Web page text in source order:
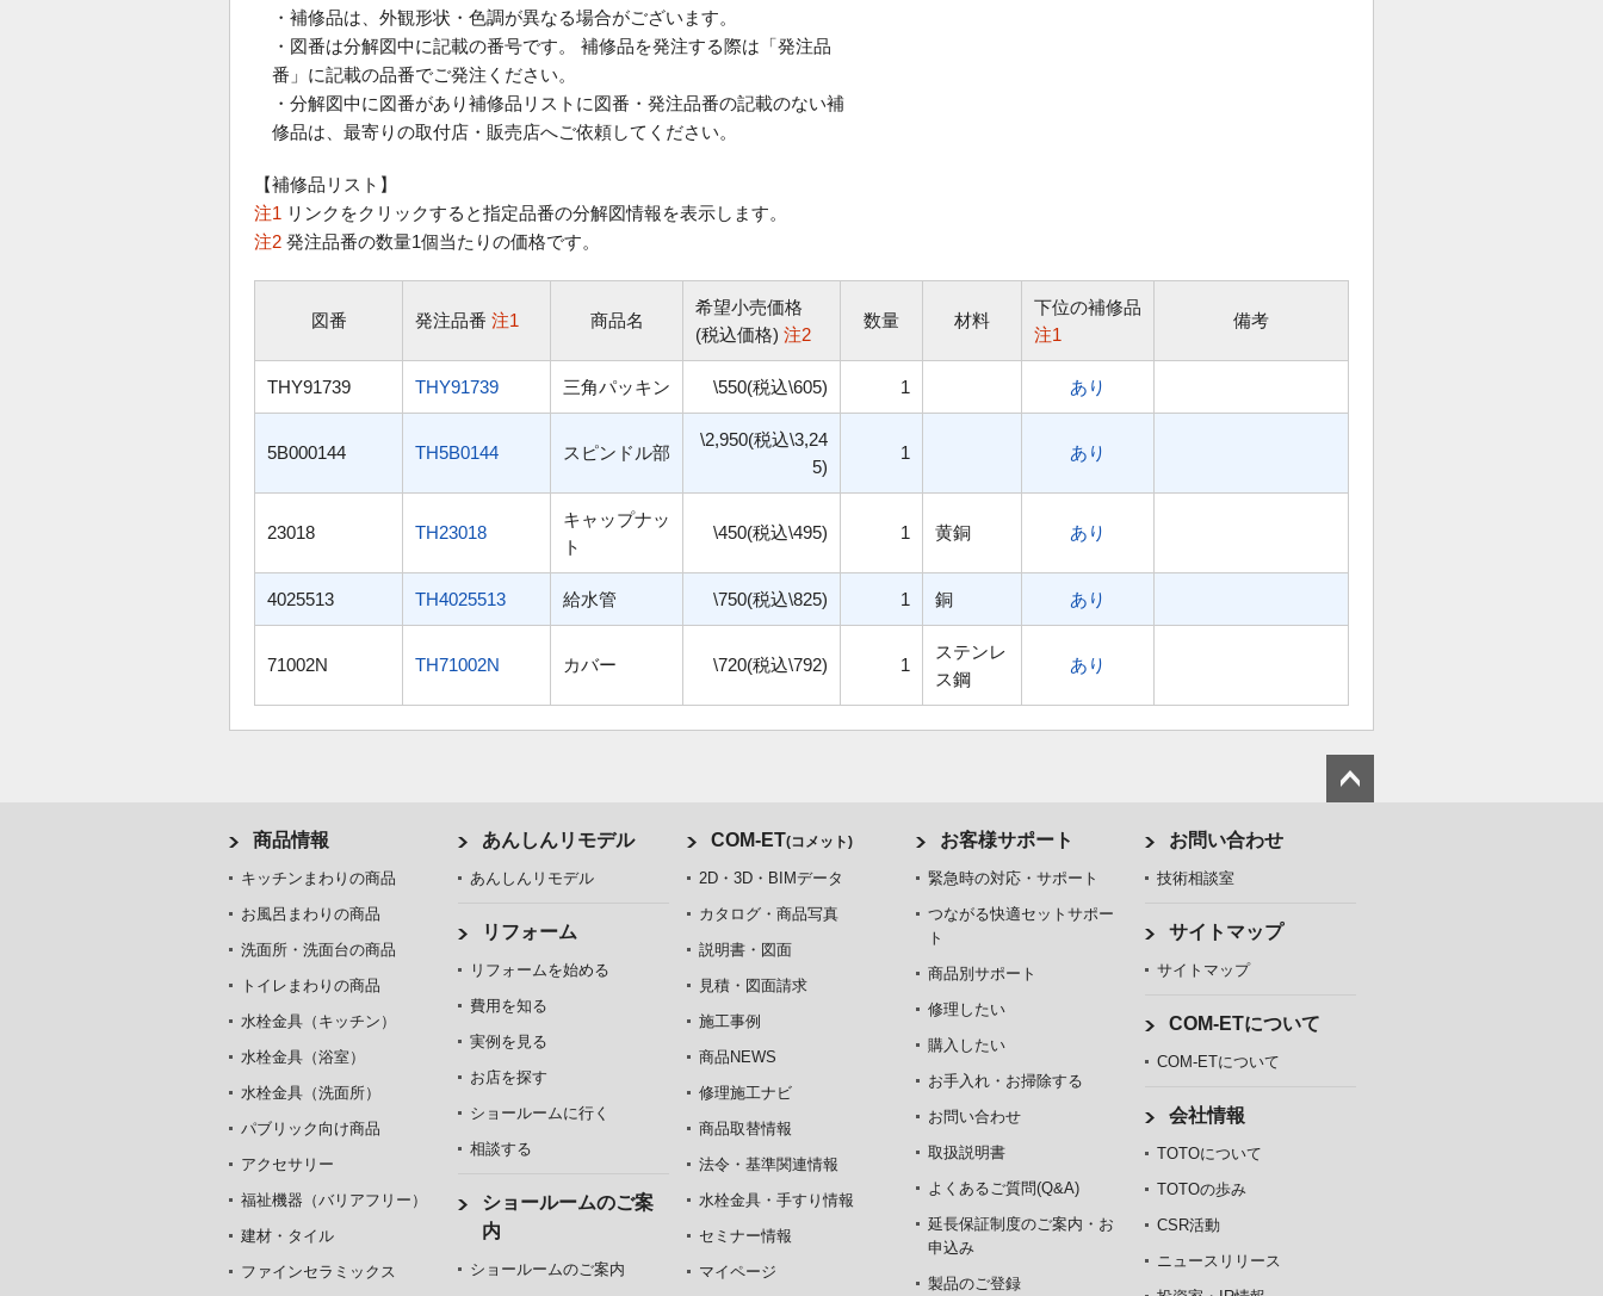
・補修品は、外観形状・色調が異なる場合がございます。
・図番は分解図中に記載の番号です。 補修品を発注する際は「発注品
番」に記載の品番でご発注ください。
・分解図中に図番があり補修品リストに図番・発注品番の記載のない補
修品は、最寄りの取付店・販売店へご依頼してください。
【補修品リスト】
注1 リンクをクリックすると指定品番の分解図情報を表示します。
注2 発注品番の数量1個当たりの価格です。
図番 発注品番 注1 商品名
希望小売価格
(税込価格) 注2
数量 材料
下位の補修品
注1
備考
THY91739 THY91739 三角パッキン \550(税込\605) 1 あり
5B000144 TH5B0144 スピンドル部
\2,950(税込\3,24
5)
1 あり
23018 TH23018
キャップナッ
ト
\450(税込\495) 1 黄銅 あり
4025513 TH4025513 給水管 \750(税込\825) 1 銅 あり
71002N TH71002N カバー \720(税込\792) 1
ステンレ
ス鋼
あり
商品情報
キッチンまわりの商品
お風呂まわりの商品
洗面所・洗面台の商品
トイレまわりの商品
水栓金具（キッチン）
水栓金具（浴室）
水栓金具（洗面所）
パブリック向け商品
アクセサリー
福祉機器（バリアフリー）
建材・タイル
ファインセラミックス
あんしんリモデル
あんしんリモデル
リフォーム
リフォームを始める
費用を知る
実例を見る
お店を探す
ショールームに行く
相談する
ショールームのご案
内
ショールームのご案内
COM-ET(コメット)
2D・3D・BIMデータ
カタログ・商品写真
説明書・図面
見積・図面請求
施工事例
商品NEWS
修理施工ナビ
商品取替情報
法令・基準関連情報
水栓金具・手すり情報
セミナー情報
マイページ
お客様サポート
緊急時の対応・サポート
つながる快適セットサポー
ト
商品別サポート
修理したい
購入したい
お手入れ・お掃除する
お問い合わせ
取扱説明書
よくあるご質問(Q&A)
延長保証制度のご案内・お
申込み
製品のご登録
お問い合わせ
技術相談室
サイトマップ
サイトマップ
COM-ETについて
COM-ETについて
会社情報
TOTOについて
TOTOの歩み
CSR活動
ニュースリリース